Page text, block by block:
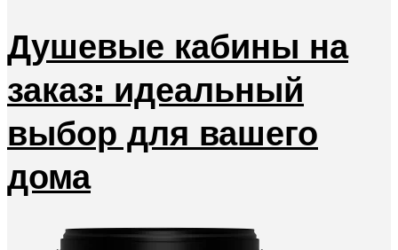
Душевые кабины на
заказ: идеальный
выбор для вашего
дома